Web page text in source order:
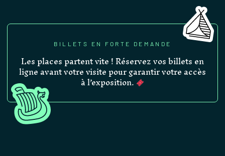
BILLETS EN FORTE DEMANDE
Les places partent vite ! Réservez vos billets en
ligne avant votre visite pour garantir votre accès
à l’exposition.